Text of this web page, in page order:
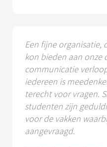
Een fijne organisatie,
kon bieden aan onze
communicatie
iedereen is
terecht voor vragen.
studenten zijn
voor de vakken
aangevraagd.